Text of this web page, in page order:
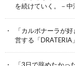
を続けていく。－中
「カルボナーラが
営する「DRATERIA」